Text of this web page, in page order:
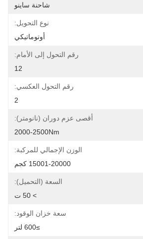
شاحنة ساينو
نوع التحويل:
أوتوماتيكي
رقم التحول إلى الأمام:
12
رقم التحول العكسي:
2
أقصى عزم دوران (نانومتر):
2000-2500Nm
الوزن الإجمالي للمركبة:
15001-20000 كجم
السعة (التحميل):
> 50 ت
سعة خزان الوقود:
≥600 لتر